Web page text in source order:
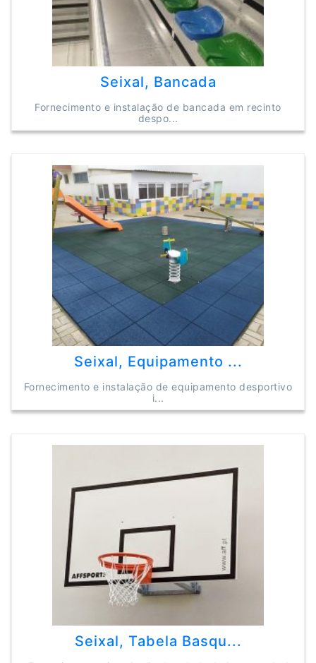
Seixal, Bancada
Fornecimento e instalação de bancada em recinto
despo...
Seixal, Equipamento ...
Fornecimento e instalação de equipamento desportivo
i...
Seixal, Tabela Basqu...